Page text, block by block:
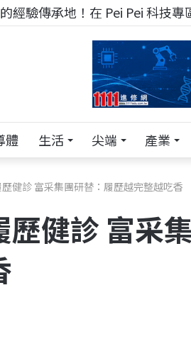
經驗傳承地！在 Pei Pei 科技
體 生活 尖端 產業
健診 富采集團研替：履歷越完整越吃香
健診 富采